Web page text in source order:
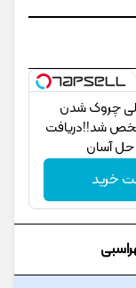
چروک شدن
شد!!دریافت
حل آسان
خرید